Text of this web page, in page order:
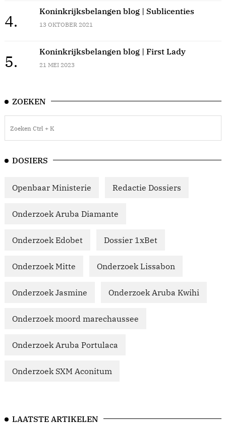
4.
Koninkrijksbelangen blog | Sublicenties
13 OKTOBER 2021
5.
Koninkrijksbelangen blog | First Lady
21 MEI 2023
ZOEKEN
DOSIERS
Openbaar Ministerie Redactie Dossiers
Onderzoek Aruba Diamante
Onderzoek Edobet Dossier 1xBet
Onderzoek Mitte Onderzoek Lissabon
Onderzoek Jasmine Onderzoek Aruba Kwihi
Onderzoek moord marechaussee
Onderzoek Aruba Portulaca
Onderzoek SXM Aconitum
LAATSTE ARTIKELEN